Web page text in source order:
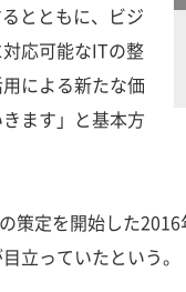
とともに、ビジ
応可能なITの整
による新たな価
ます」と基本方
策定を開始した
立っていたという。